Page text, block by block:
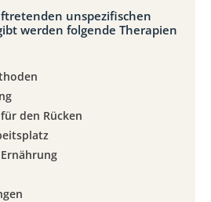
unspezifischen
werden folgende Therapien
den Rücken